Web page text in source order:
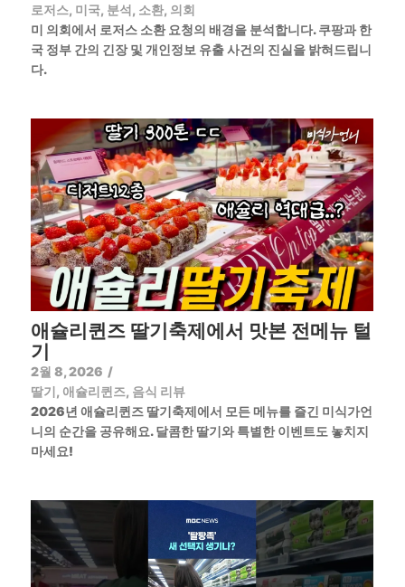
로저스, 미국, 분석, 소환, 의회
미 의회에서 로저스 소환 요청의 배경을 분석합니다. 쿠팡과 한
국 정부 간의 긴장 및 개인정보 유출 사건의 진실을 밝혀드립니
다.
애슐리퀸즈 딸기축제에서 맛본 전메뉴 털
기
2월 8, 2026 /
딸기, 애슐리퀸즈, 음식 리뷰
2026년 애슐리퀸즈 딸기축제에서 모든 메뉴를 즐긴 미식가언
니의 순간을 공유해요. 달콤한 딸기와 특별한 이벤트도 놓치지
마세요!